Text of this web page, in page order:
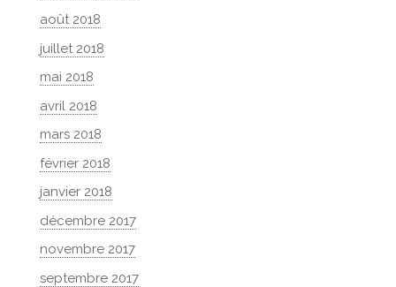
août 2018
juillet 2018
mai 2018
avril 2018
mars 2018
février 2018
janvier 2018
décembre 2017
novembre 2017
septembre 2017